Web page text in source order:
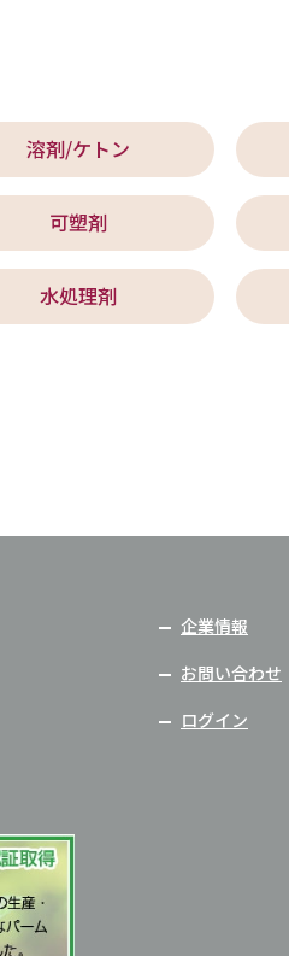
溶剤/ケトン
可塑剤
水処理剤
企業情報
お問い合わせ
ログイン